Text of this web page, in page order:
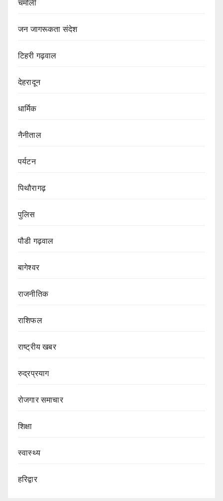
चमोली
जन जागरूकता संदेश
टिहरी गढ़वाल
देहरादून
धार्मिक
नैनीताल
पर्यटन
पिथौरागढ़
पुलिस
पौडी गढ़वाल
बागेश्वर
राजनीतिक
राशिफल
राष्ट्रीय खबर
रुद्रप्रयाग
रोजगार समाचार
शिक्षा
स्वास्थ्य
हरिद्वार